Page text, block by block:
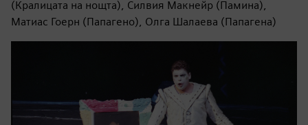
(Кралицата на нощта), Силвия Макнейр (Памина),
Матиас Гоерн (Папагено), Олга Шалаева (Папагена)